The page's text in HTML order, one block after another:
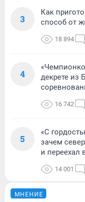
3
Как
способ от
18 894
4
декрете из
16 742
5
«С
зачем
и переехал
14 001
МНЕНИЕ